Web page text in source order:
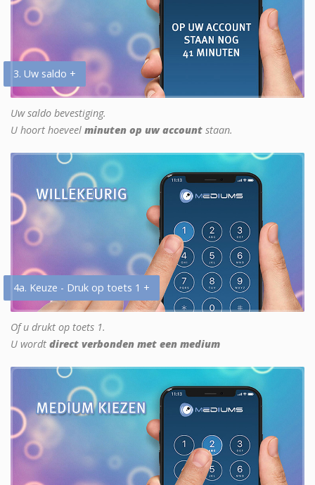
3. Uw saldo +
Uw saldo bevestiging.
U hoort hoeveel minuten op uw account staan.
4a. Keuze - Druk op toets 1 +
Of u drukt op toets 1.
U wordt direct verbonden met een medium